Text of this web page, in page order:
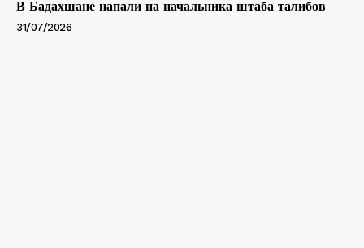
В Бадахшане напали на начальника штаба талибов
31/07/2026